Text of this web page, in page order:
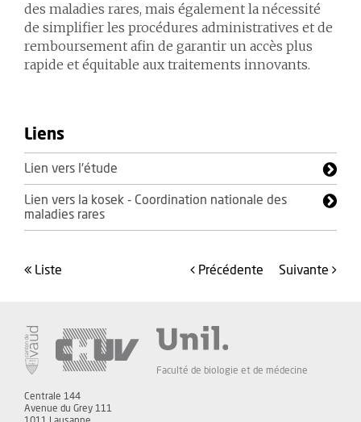
des maladies rares, mais également la nécessité
de simplifier les procédures administratives et de
remboursement afin de garantir un accès plus
rapide et équitable aux traitements innovants.
Liens
Lien vers l'étude
Lien vers la kosek - Coordination nationale des
maladies rares
liste précédente suivante
Faculté de biologie et de médecine
Centrale 144
Avenue du Grey 111